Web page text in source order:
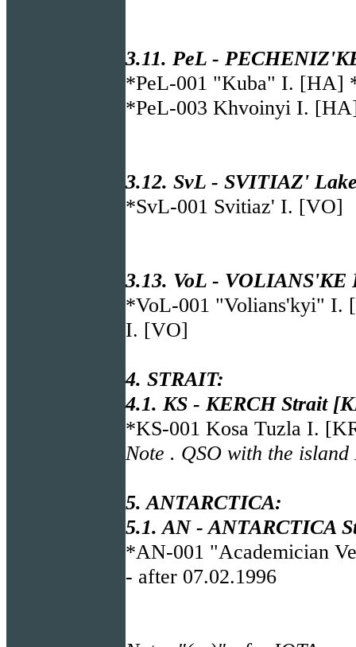
3.11. PeL -
*PeL-001 "Kuba" I. [HA]
*PeL-003 Khvoinyi I.
3.12. SvL - SVITIAZ'
*SvL-001 Svitiaz' I. [VO]
3.13. VoL -
*VoL-001 "Volians'kyi" I.
I. [VO]
4. STRAIT:
4.1. KS - KERCH Strait
*KS-001 Kosa Tuzla I.
Note . QSO with the
5. ANTARCTICA:
5.1. AN - ANTARCTICA
*AN-001 "Academician
- after 07.02.1996